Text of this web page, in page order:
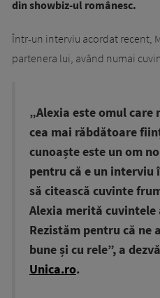
din showbiz-ul românesc.
Într-un interviu acordat recent,
partenera lui, având numai
„Alexia este omul
cea mai răbdătoare
cunoaște este un om
pentru că e un interviu
să citească cuvinte
Alexia merită cuvintele
Rezistăm pentru că ne
bune și cu rele”, a
Unica.ro.